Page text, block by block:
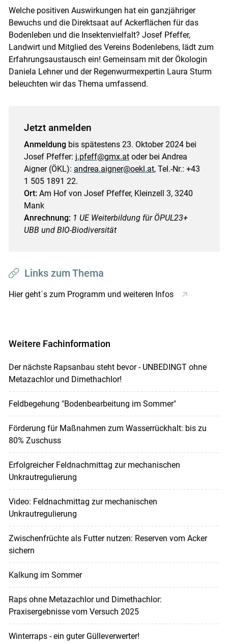
Skip to main content
Welche positiven Auswirkungen hat ein ganzjähriger
Bewuchs und die Direktsaat auf Ackerflächen für das
Bodenleben und die Insektenvielfalt? Josef Pfeffer,
Landwirt und Mitglied des Vereins Bodenlebens, lädt zum
Erfahrungsaustausch ein! Gemeinsam mit der Ökologin
Daniela Lehner und der Regenwurmexpertin Laura Sturm
beleuchten wir das Thema umfassend.
Jetzt anmelden
Anmeldung bis spätestens 23. Oktober 2024 bei
Josef Pfeffer: j.pfeff@gmx.atoder bei Andrea
Aigner (ÖKL): andrea.aigner@oekl.at, Tel.-Nr.: +43
1 505 1891 22.
Ort: Am Hof von Josef Pfeffer, Kleinzell 3, 3240
Mank
Anrechnung: 1 UE Weiterbildung für ÖPUL23+
UBB und BIO-Biodiversität
Links zum Thema
Hier geht´s zum Programm und weiteren Infos
Weitere Fachinformation
Der nächste Rapsanbau steht bevor - UNBEDINGT ohne
Metazachlor und Dimethachlor!
Feldbegehung "Bodenbearbeitung im Sommer"
Förderung für Maßnahmen zum Wasserrückhalt: bis zu
80% Zuschuss
Erfolgreicher Feldnachmittag zur mechanischen
Unkrautregulierung
Video: Feldnachmittag zur mechanischen
Unkrautregulierung
Zwischenfrüchte als Futter nutzen: Reserven vom Acker
sichern
Kalkung im Sommer
Raps ohne Metazachlor und Dimethachlor:
Praxisergebnisse vom Versuch 2025
Winterraps - ein guter Gülleverwerter!